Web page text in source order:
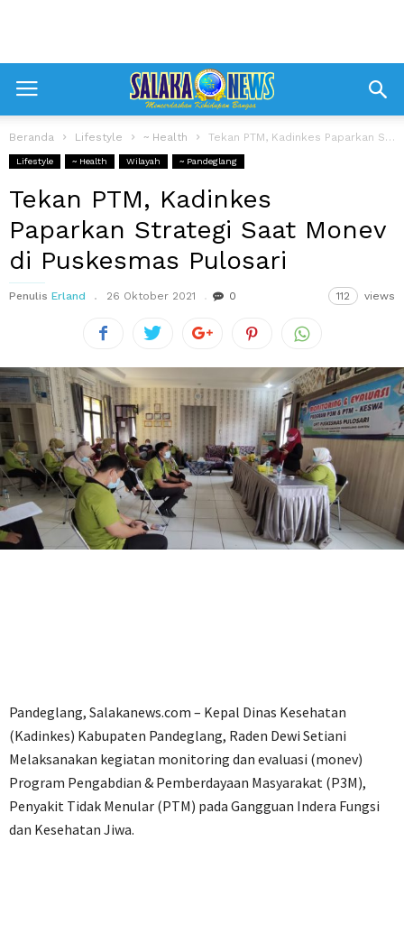
Beranda Lifestyle ~ Health Tekan PTM, Kadinkes Paparkan Strategi Saat Monev di Puskesmas Pulosari
Lifestyle ~ Health Wilayah ~ Pandeglang
Tekan PTM, Kadinkes
Paparkan Strategi Saat Monev
di Puskesmas Pulosari
Penulis Erland 26 Oktober 2021 0 112 views
Pandeglang, Salakanews.com – Kepal Dinas Kesehatan
(Kadinkes) Kabupaten Pandeglang, Raden Dewi Setiani
Melaksanakan kegiatan monitoring dan evaluasi (monev)
Program Pengabdian & Pemberdayaan Masyarakat (P3M),
Penyakit Tidak Menular (PTM) pada Gangguan Indera Fungsi
dan Kesehatan Jiwa.